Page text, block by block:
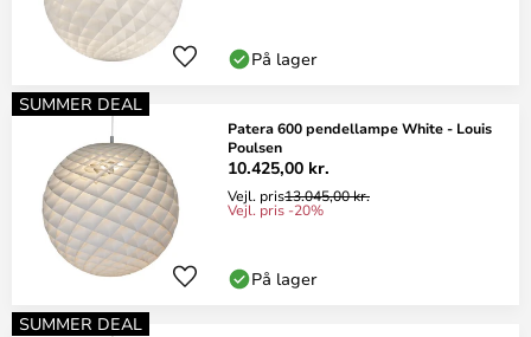
På lager
SUMMER DEAL
Patera 600 pendellampe White - Louis
Poulsen
10.425,00 kr.
Vejl. pris13.045,00 kr.
Vejl. pris -20%
På lager
SUMMER DEAL